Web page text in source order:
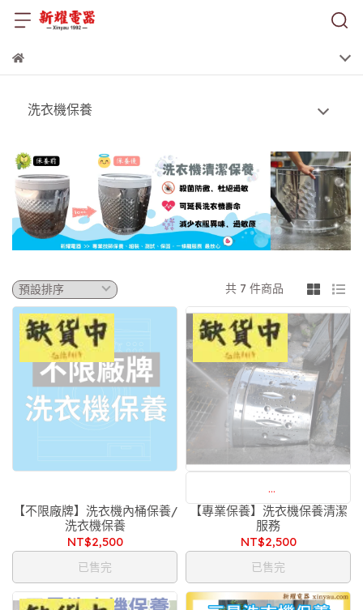
洗衣機保養
共 7 件商品
【不限廠牌】洗衣機內桶保養/
洗衣機保養
NT$2,500
已售完
附設：大小家電維修部，售後服
務沒煩惱
【專業保養】洗衣機保養清潔
服務
NT$2,500
已售完